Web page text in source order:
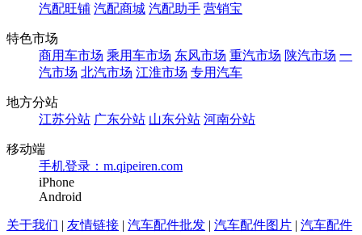
汽配旺铺 汽配商城 汽配助手 营销宝
特色市场
商用车市场 乘用车市场 东风市场 重汽市场 陕汽市场 一
汽市场 北汽市场 江淮市场 专用汽车
地方分站
江苏分站 广东分站 山东分站 河南分站
移动端
手机登录：m.qipeiren.com
iPhone
Android
关于我们 | 友情链接 | 汽车配件批发 | 汽车配件图片 | 汽车配件